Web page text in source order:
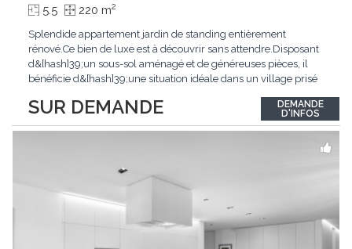
SUR DEMANDE
5.5 220 m2
Splendide appartement jardin de standing entièrement
rénové.Ce bien de luxe est à découvrir sans attendre.Disposant
d&[hash]39;un sous-sol aménagé et de généreuses pièces, il
bénéficie d&[hash]39;une situation idéale dans un village prisé
luminosité hors du commun tout au long de la journée.Points
forts:4 grandes chambresUn...
DEMANDE
D'INFOS